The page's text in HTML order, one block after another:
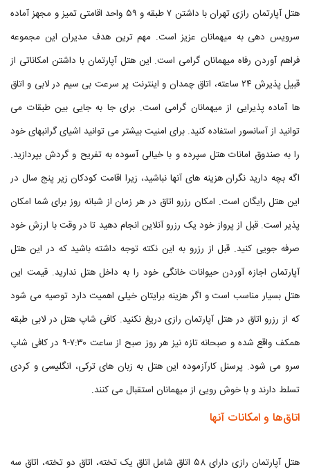
هتل آپارتمان رازی تهران با داشتن ۷ طبقه و ۵۹ واحد اقامتی تمیز و مجهز آماده
سرویس دهی به میهمانان عزیز است. مهم ترین هدف مدیران این مجموعه
فراهم آوردن رفاه میهمانان گرامی است. این هتل آپارتمان با داشتن امکاناتی از
قبیل پذیرش ۲۴ ساعته، اتاق چمدان و اینترنت پر سرعت بی سیم در لابی و اتاق
ها آماده پذیرایی از میهمانان گرامی است. برای جا به جایی بین طبقات می
توانید از آسانسور استفاده کنید. برای امنیت بیشتر می توانید اشیای گرانبهای خود
را به صندوق امانات هتل سپرده و با خیالی آسوده به تفریح و گردش بپردازید.
اگه بچه دارید نگران هزینه های آنها نباشید، زیرا اقامت کودکان زیر پنج سال در
این هتل رایگان است. امکان رزرو اتاق در هر زمان از شبانه روز برای شما امکان
پذیر است. قبل از پرواز خود یک رزرو آنلاین انجام دهید تا در وقت با ارزش خود
صرفه جویی کنید. قبل از رزرو به این نکته توجه داشته باشید که در این هتل
آپارتمان اجازه آوردن حیوانات خانگی خود را به داخل هتل ندارید. قیمت این
هتل بسیار مناسب است و اگر هزینه برایتان خیلی اهمیت دارد توصیه می شود
که از رزرو اتاق در هتل آپارتمان رازی دریغ نکنید. کافی شاپ هتل در لابی طبقه
همکف واقع شده و صبحانه تازه نیز هر روز صبح از ساعت ۷:۳۰-۹ در کافی شاپ
سرو می شود. پرسنل کارآزموده این هتل به زبان های ترکی، انگلیسی و کردی
تسلط دارند و با خوش رویی از میهمانان استقبال می کنند.
اتاق‌ها و امکانات آنها
هتل آپارتمان رازی دارای ۵۸ اتاق شامل اتاق یک تخته، اتاق دو تخته، اتاق سه